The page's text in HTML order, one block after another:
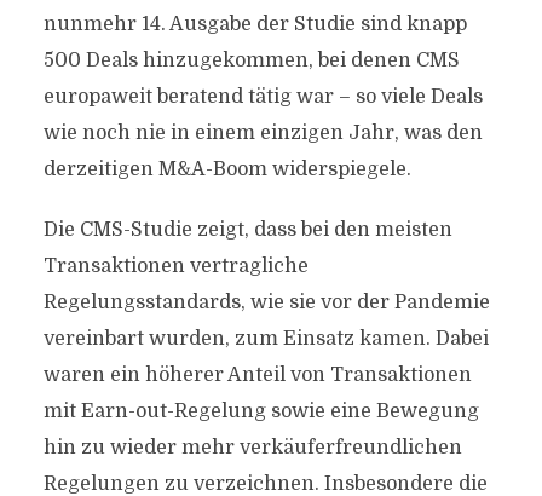
nunmehr 14. Ausgabe der Studie sind knapp
500 Deals hinzugekommen, bei denen CMS
europaweit beratend tätig war – so viele Deals
wie noch nie in einem einzigen Jahr, was den
derzeitigen M&A-Boom widerspiegele.
Die CMS-Studie zeigt, dass bei den meisten
Transaktionen vertragliche
Regelungsstandards, wie sie vor der Pandemie
vereinbart wurden, zum Einsatz kamen. Dabei
waren ein höherer Anteil von Transaktionen
mit Earn-out-Regelung sowie eine Bewegung
hin zu wieder mehr verkäuferfreundlichen
Regelungen zu verzeichnen. Insbesondere die